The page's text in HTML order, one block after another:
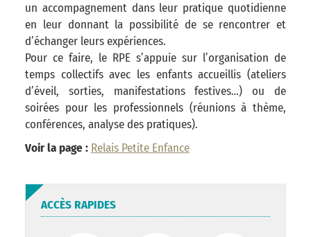
un accompagnement dans leur pratique quotidienne
en leur donnant la possibilité de se rencontrer et
d’échanger leurs expériences.
Pour ce faire, le RPE s’appuie sur l’organisation de
temps collectifs avec les enfants accueillis (ateliers
d’éveil, sorties, manifestations festives…) ou de
soirées pour les professionnels (réunions à thème,
conférences, analyse des pratiques).
Voir la page : Relais Petite Enfance
ACCÈS RAPIDES